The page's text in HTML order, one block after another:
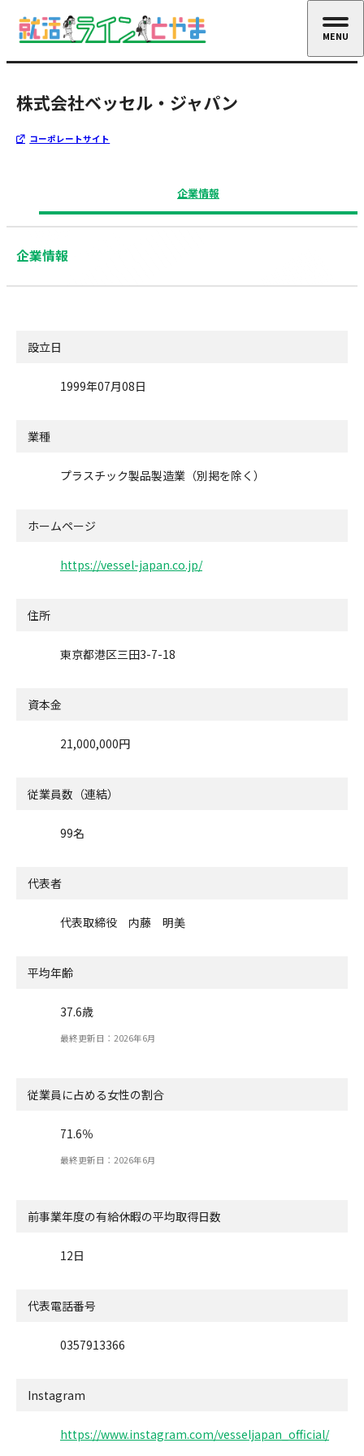
株式会社ベッセル・ジャパン
コーポレートサイト
企業情報
企業情報
設立日
1999年07月08日
業種
プラスチック製品製造業（別掲を除く）
ホームページ
https://vessel-japan.co.jp/
住所
東京都港区三田3-7-18
資本金
21,000,000円
従業員数（連結）
99名
代表者
代表取締役 内藤 明美
平均年齢
37.6歳
最終更新日：2026年6月
従業員に占める女性の割合
71.6％
最終更新日：2026年6月
前事業年度の有給休暇の平均取得日数
12日
代表電話番号
0357913366
Instagram
https://www.instagram.com/vesseljapan_official/
MENU